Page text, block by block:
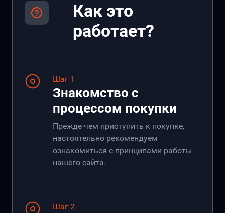
Как это
работает?
Шаг 1
Знакомство с
процессом покупки
Прежде чем приступить к покупке,
настоятельно рекомендуем
ознакомиться с принципами работы
нашего сайта.
Шаг 2